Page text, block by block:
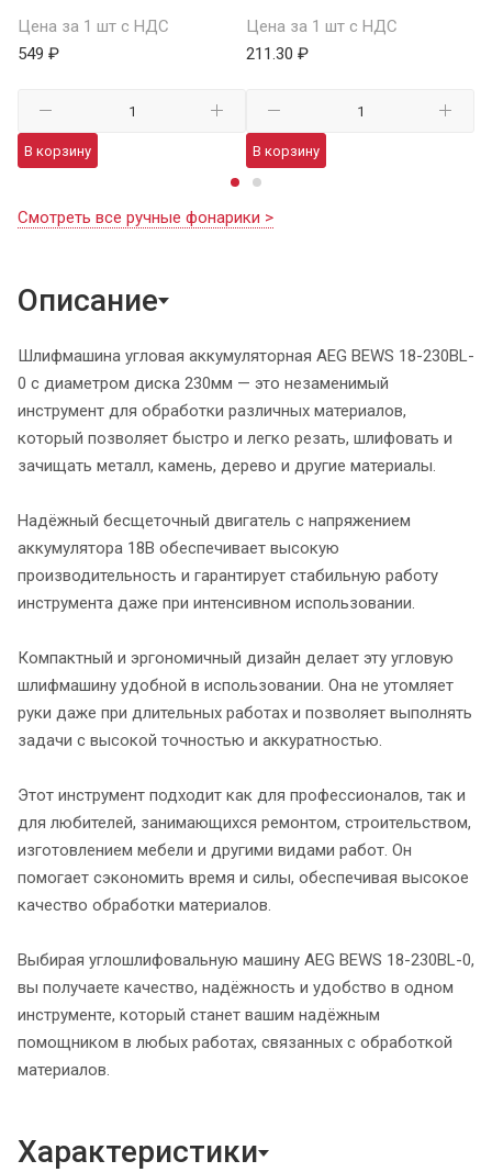
Цена за 1 шт с НДС
549 ₽
В корзину
Цена за 1 шт с НДС
211.30 ₽
В корзину
Смотреть все ручные фонарики >
Описание
Шлифмашина угловая аккумуляторная AEG BEWS 18-230BL-
0 с диаметром диска 230мм — это незаменимый
инструмент для обработки различных материалов,
который позволяет быстро и легко резать, шлифовать и
зачищать металл, камень, дерево и другие материалы.
Надёжный бесщеточный двигатель с напряжением
аккумулятора 18В обеспечивает высокую
производительность и гарантирует стабильную работу
инструмента даже при интенсивном использовании.
Компактный и эргономичный дизайн делает эту угловую
шлифмашину удобной в использовании. Она не утомляет
руки даже при длительных работах и позволяет выполнять
задачи с высокой точностью и аккуратностью.
Этот инструмент подходит как для профессионалов, так и
для любителей, занимающихся ремонтом, строительством,
изготовлением мебели и другими видами работ. Он
помогает сэкономить время и силы, обеспечивая высокое
качество обработки материалов.
Выбирая углошлифовальную машину AEG BEWS 18-230BL-0,
вы получаете качество, надёжность и удобство в одном
инструменте, который станет вашим надёжным
помощником в любых работах, связанных с обработкой
материалов.
Характеристики